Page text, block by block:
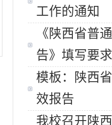
工作的通知
《陕西省普
告》填写要求
模板：陕西
效报告
我校召开陕